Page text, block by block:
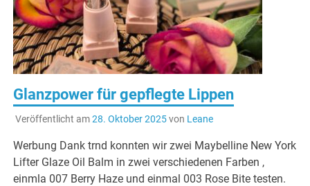
Glanzpower für gepflegte Lippen
Veröffentlicht am28. Oktober 2025von Leane
Werbung Dank trnd konnten wir zwei Maybelline New York
Lifter Glaze Oil Balm in zwei verschiedenen Farben ,
einmla 007 Berry Haze und einmal 003 Rose Bite testen.